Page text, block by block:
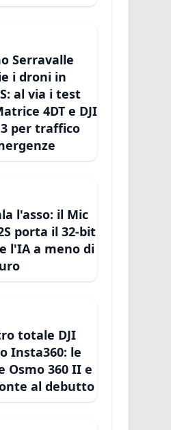
Serravalle
i droni in
al via i test
4DT e DJI
per traffico
l'asso: il Mic
porta il 32-bit
l'IA a meno di
totale DJI
Insta360: le
Osmo 360 II e
al debutto